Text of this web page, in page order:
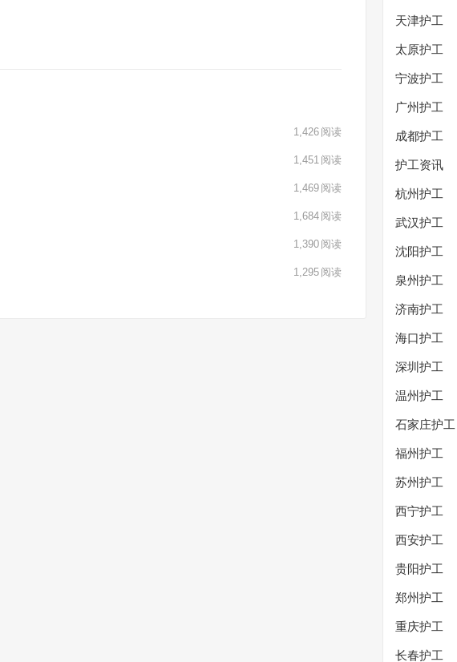
1,426 阅读
1,451 阅读
1,469 阅读
1,684 阅读
1,390 阅读
1,295 阅读
天津护工
太原护工
宁波护工
广州护工
成都护工
护工资讯
杭州护工
武汉护工
沈阳护工
泉州护工
济南护工
海口护工
深圳护工
温州护工
石家庄护工
福州护工
苏州护工
西宁护工
西安护工
贵阳护工
郑州护工
重庆护工
长春护工